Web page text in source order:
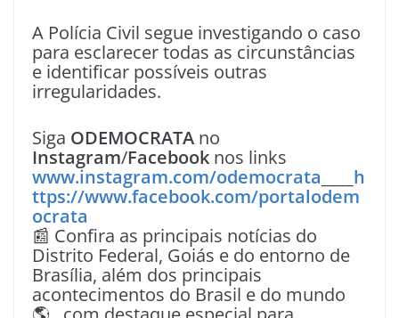
A Polícia Civil segue investigando o caso
para esclarecer todas as circunstâncias
e identificar possíveis outras
irregularidades.
Siga ODEMOCRATA no
Instagram/Facebook nos links
www.instagram.com/odemocrata
h
ttps://www.facebook.com/portalodem
ocrata
📰 Confira as principais notícias do
Distrito Federal, Goiás e do entorno de
Brasília, além dos principais
acontecimentos do Brasil e do mundo